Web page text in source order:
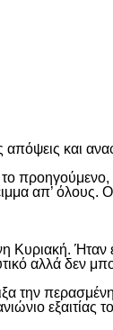
και
απ’ όλους. Ο
Κυριακή.
αλλά
την